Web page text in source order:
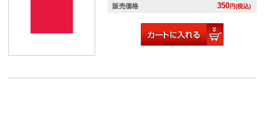
販売価格 350円(税込)